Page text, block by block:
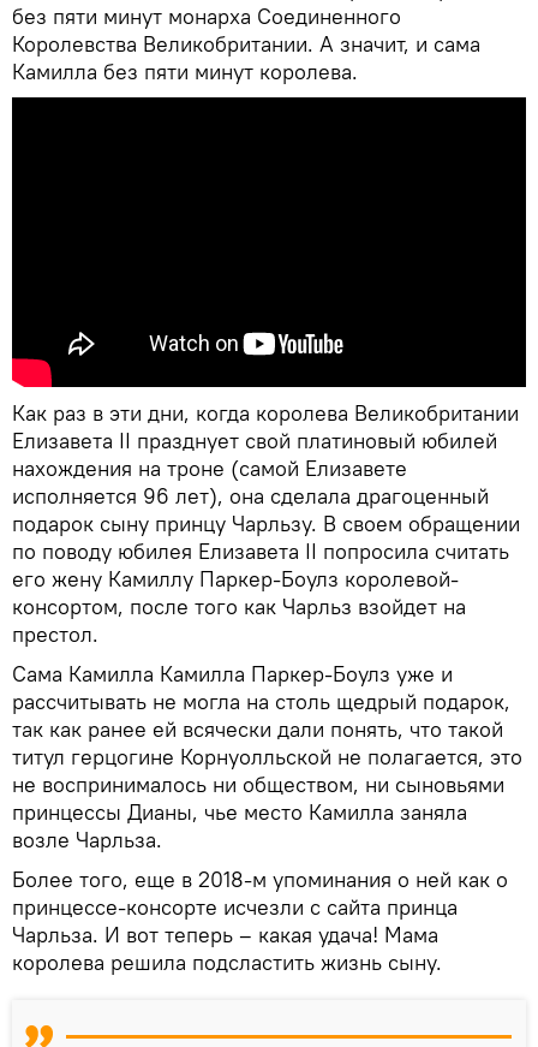
без пяти минут монарха Соединенного
Королевства Великобритании. А значит, и сама
Камилла без пяти минут королева.
Как раз в эти дни, когда королева Великобритании
Елизавета II празднует свой платиновый юбилей
нахождения на троне (самой Елизавете
исполняется 96 лет), она сделала драгоценный
подарок сыну принцу Чарльзу. В своем обращении
по поводу юбилея Елизавета II попросила считать
его жену Камиллу Паркер-Боулз королевой-
консортом, после того как Чарльз взойдет на
престол.
Сама Камилла Камилла Паркер-Боулз уже и
рассчитывать не могла на столь щедрый подарок,
так как ранее ей всячески дали понять, что такой
титул герцогине Корнуолльской не полагается, это
не воспринималось ни обществом, ни сыновьями
принцессы Дианы, чье место Камилла заняла
возле Чарльза.
Более того, еще в 2018-м упоминания о ней как о
принцессе-консорте исчезли с сайта принца
Чарльза. И вот теперь – какая удача! Мама
королева решила подсластить жизнь сыну.